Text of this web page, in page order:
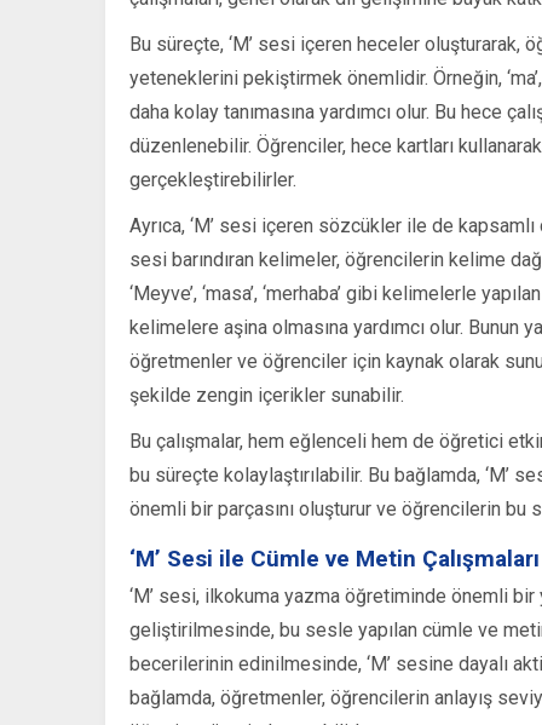
Bu süreçte, ‘M’ sesi içeren heceler oluşturarak,
yeteneklerini pekiştirmek önemlidir. Örneğin,
daha kolay tanımasına yardımcı olur. Bu hece
düzenlenebilir. Öğrenciler, hece kartları
gerçekleştirebilirler.
Ayrıca, ‘M’ sesi içeren sözcükler ile de kapsamlı
sesi barındıran kelimeler, öğrencilerin kelime
‘Meyve’, ‘masa’, ‘merhaba’ gibi kelimelerle
kelimelere aşina olmasına yardımcı olur. Bunun
öğretmenler ve öğrenciler için kaynak olarak
şekilde zengin içerikler sunabilir.
Bu çalışmalar, hem eğlenceli hem de öğretici
bu süreçte kolaylaştırılabilir. Bu bağlamda, ‘M’
önemli bir parçasını oluşturur ve öğrencilerin bu
‘M’ Sesi ile Cümle ve Metin Çalışmaları
‘M’ sesi, ilkokuma yazma öğretiminde önemli
geliştirilmesinde, bu sesle yapılan cümle ve
becerilerinin edinilmesinde, ‘M’ sesine dayalı
bağlamda, öğretmenler, öğrencilerin anlayış